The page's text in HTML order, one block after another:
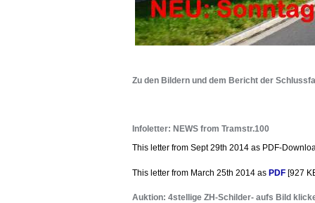
Zu den Bildern und dem Bericht der
Infoletter: NEWS from Tramstr.100
This letter from Sept 29th 2014 as PDF-
This letter from March 25th 2014 as PDF [927
Auktion: 4stellige ZH-Schilder- aufs Bild